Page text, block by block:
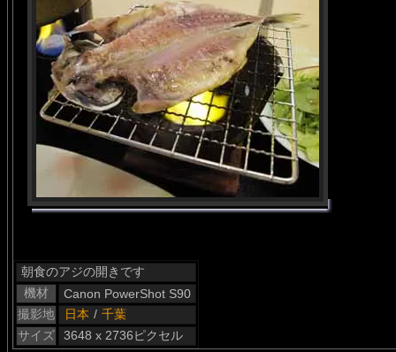
朝食のアジの開きです
機材
Canon PowerShot S90
撮影地
日本 / 千葉
サイズ
3648 x 2736ピクセル